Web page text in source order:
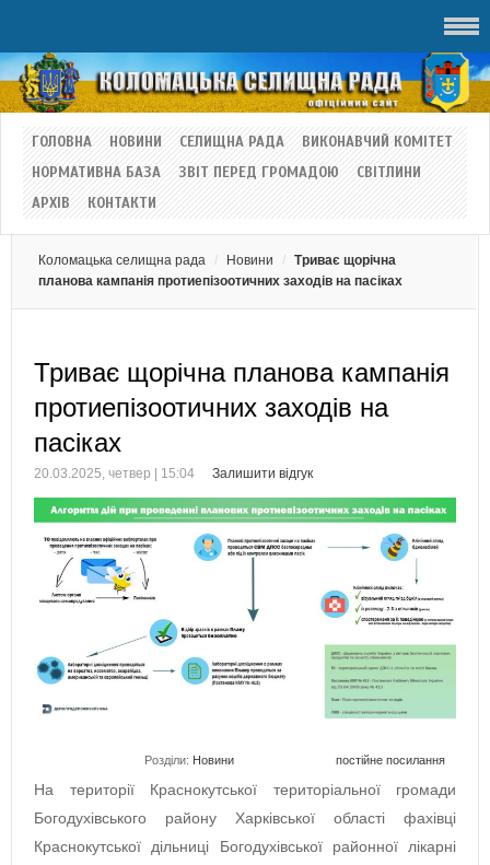
ГОЛОВНА НОВИНИ СЕЛИЩНА РАДА
ВИКОНАВЧИЙ КОМІТЕТ
НОРМАТИВНА БАЗА
ЗВІТ ПЕРЕД ГРОМАДОЮ
СВІТЛИНИ
АРХІВ
КОНТАКТИ
Коломацька селищна рада Новини
Триває щорічна
планова кампанія протиепізоотичних заходів на пасіках
Триває щорічна планова кампанія
протиепізоотичних заходів на
пасіках
20.03.2025, четвер | 15:04 Залишити відгук
Розділи: Новини постійне посилання
На території Краснокутської територіальної громади
Богодухівського району Харківської області фахівці
Краснокутської дільниці Богодухівської районної лікарні